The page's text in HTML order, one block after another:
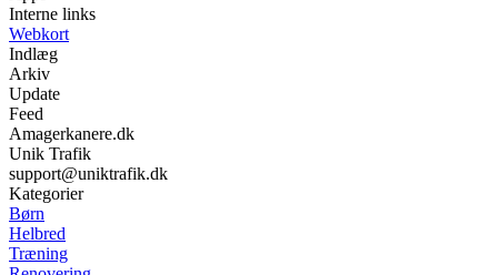
Interne links
Webkort
Indlæg
Arkiv
Update
Feed
Amagerkanere.dk
Unik Trafik
support@uniktrafik.dk
Kategorier
Børn
Helbred
Træning